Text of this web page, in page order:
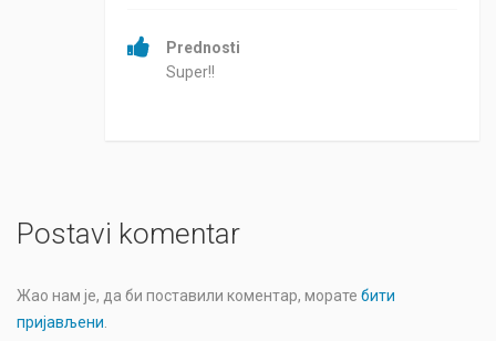
Prednosti
Super!!
Postavi komentar
Жао нам је, да би поставили коментар, морате бити
пријављени